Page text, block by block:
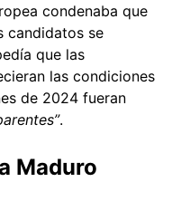
condenaba que
candidatos se
que las
las condiciones
de 2024 fueran
.
Maduro